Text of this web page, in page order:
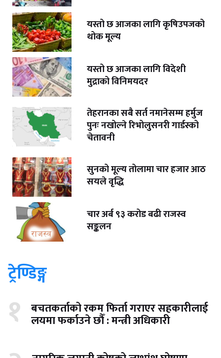
यस्तो छ आजका लागि कृषिउपजको
थोक मूल्य
यस्तो छ आजका लागि विदेशी
मुद्राको विनिमयदर
तेहरानका सबै सर्त नमानेसम्म हर्मुज
पुनः नखोल्ने रिभोलुसनरी गार्डस्को
चेतावनी
सुनको मूल्य तोलामा चार हजार आठ
सयले वृद्धि
चार अर्ब ९३ करोड बढी राजस्व
सङ्कलन
ट्रेण्डिङ्ग
१ बचतकर्ताको रकम फिर्ता गराएर सहकारीलाई
लयमा फर्काउने छौँ : मन्त्री अधिकारी